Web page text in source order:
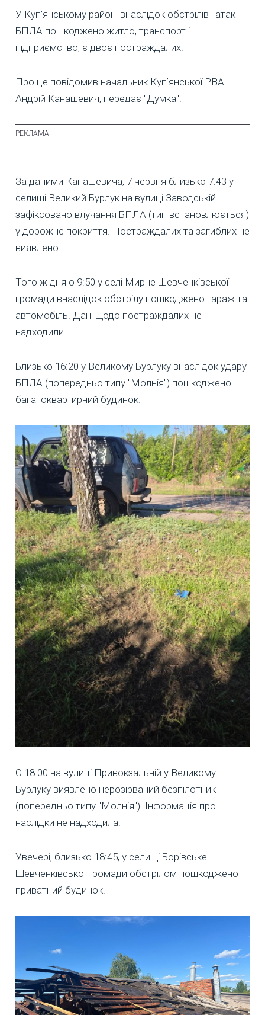
У Куп’янському районі внаслідок обстрілів і атак
БПЛА пошкоджено житло, транспорт і
підприємство, є двоє постраждалих.
Про це повідомив начальник Купʼянської РВА
Андрій Канашевич, передає "Думка".
За даними Канашевича, 7 червня близько 7:43 у
селищі Великий Бурлук на вулиці Заводській
зафіксовано влучання БПЛА (тип встановлюється)
у дорожнє покриття. Постраждалих та загиблих не
виявлено.
Того ж дня о 9:50 у селі Мирне Шевченківської
громади внаслідок обстрілу пошкоджено гараж та
автомобіль. Дані щодо постраждалих не
надходили.
Близько 16:20 у Великому Бурлуку внаслідок удару
БПЛА (попередньо типу "Молнія") пошкоджено
багатоквартирний будинок.
О 18:00 на вулиці Привокзальній у Великому
Бурлуку виявлено нерозірваний безпілотник
(попередньо типу "Молнія"). Інформація про
наслідки не надходила.
Увечері, близько 18:45, у селищі Борівське
Шевченківської громади обстрілом пошкоджено
приватний будинок.